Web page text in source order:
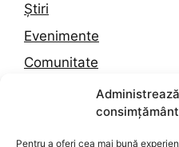
Administrează
Pentru a oferi cea mai bună
Știri
Evenimente
Comunitate
Vremea în Constanța